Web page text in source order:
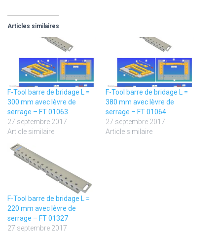
Articles similaires
F-Tool barre de bridage L =
300 mm avec lèvre de
serrage – FT 01063
27 septembre 2017
Article similaire
F-Tool barre de bridage L =
380 mm avec lèvre de
serrage – FT 01064
27 septembre 2017
Article similaire
F-Tool barre de bridage L =
220 mm avec lèvre de
serrage – FT 01327
27 septembre 2017